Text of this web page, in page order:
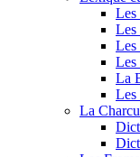
Les
Les
Les
Les
La
Les
La